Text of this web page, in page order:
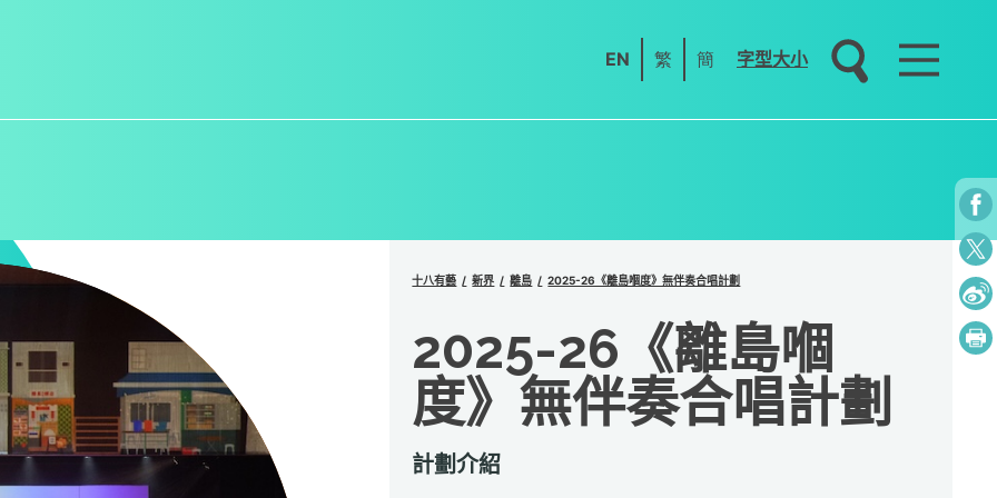
EN 繁 簡 字型大小
十八有藝 新界 離島 2025-26《離島嗰度》無伴奏合唱計劃
2025-26《離島嗰
度》無伴奏合唱計劃
計劃介紹